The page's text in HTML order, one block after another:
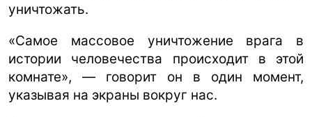
уничтожать.
«Самое массовое уничтожение врага в
истории человечества происходит в этой
комнате», — говорит он в один момент,
указывая на экраны вокруг нас.